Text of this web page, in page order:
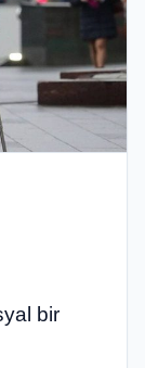
bir